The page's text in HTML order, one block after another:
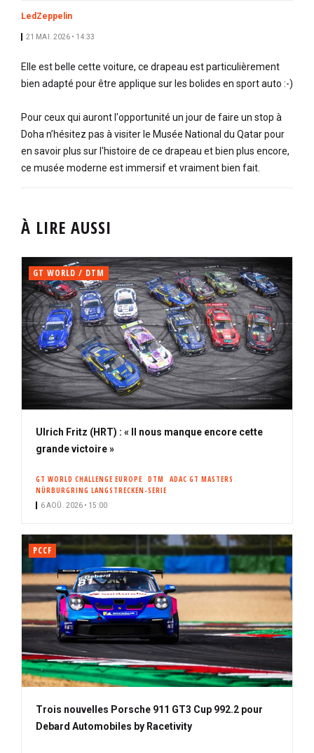
LedZeppelin
21 MAI. 2026 • 14:33
Elle est belle cette voiture, ce drapeau est particulièrement
bien adapté pour être applique sur les bolides en sport auto :-)
Pour ceux qui auront l'opportunité un jour de faire un stop à
Doha n’hésitez pas à visiter le Musée National du Qatar pour
en savoir plus sur l'histoire de ce drapeau et bien plus encore,
ce musée moderne est immersif et vraiment bien fait.
À LIRE AUSSI
GT WORLD / DTM
Ulrich Fritz (HRT) : « Il nous manque encore cette
grande victoire »
GT WORLD CHALLENGE EUROPE DTM
ADAC GT MASTERS
NÜRBURGRING LANGSTRECKEN-SERIE
6 AOÛ. 2026 • 15:00
PCCF
Trois nouvelles Porsche 911 GT3 Cup 992.2 pour
Debard Automobiles by Racetivity